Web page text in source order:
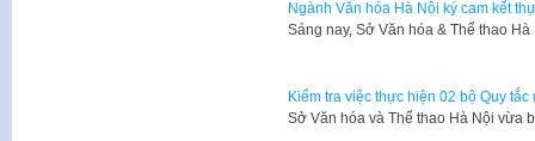
Ngành Văn hóa Hà Nội ký cam kết
Sáng nay, Sở Văn hóa & Thể thao
Kiểm tra việc thực hiện 02 bộ Quy
Sở Văn hóa và Thể thao Hà Nội vừa